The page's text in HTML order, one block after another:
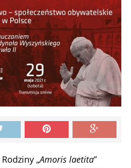
„Amoris laetita”